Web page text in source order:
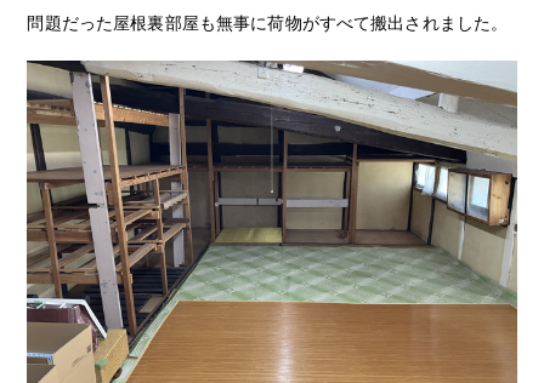
問題だった屋根裏部屋も無事に荷物がすべて搬出されました。